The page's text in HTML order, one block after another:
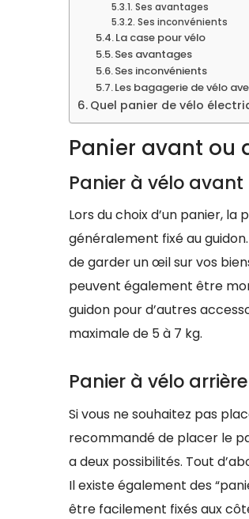
Ses avantages
Ses inconvénients
La case pour vélo
Ses avantages
Ses inconvénients
Les bagagerie de vélo
Quel panier de vélo
Panier avant ou
Panier à vélo avant
Lors du choix d’un panier,
généralement fixé au
de garder un œil sur vos
peuvent également être
guidon pour d’autres
maximale de 5 à 7 kg.
Panier à vélo arrière
Si vous ne souhaitez pas
recommandé de placer le
a deux possibilités. Tout
Il existe également des
être facilement fixés aux